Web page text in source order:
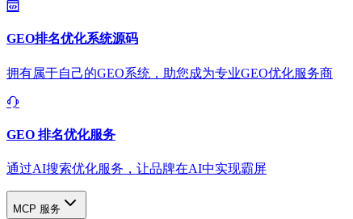
GEO排名优化系统源码
拥有属于自己的GEO系统，助您成为专业GEO优化服务商
GEO 排名优化服务
通过AI搜索优化服务，让品牌在AI中实现霸屏
MCP 服务